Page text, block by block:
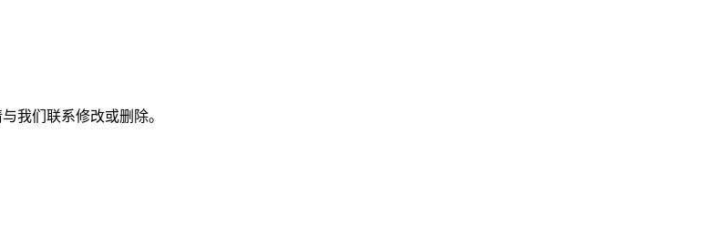
我们联系修改或删除。